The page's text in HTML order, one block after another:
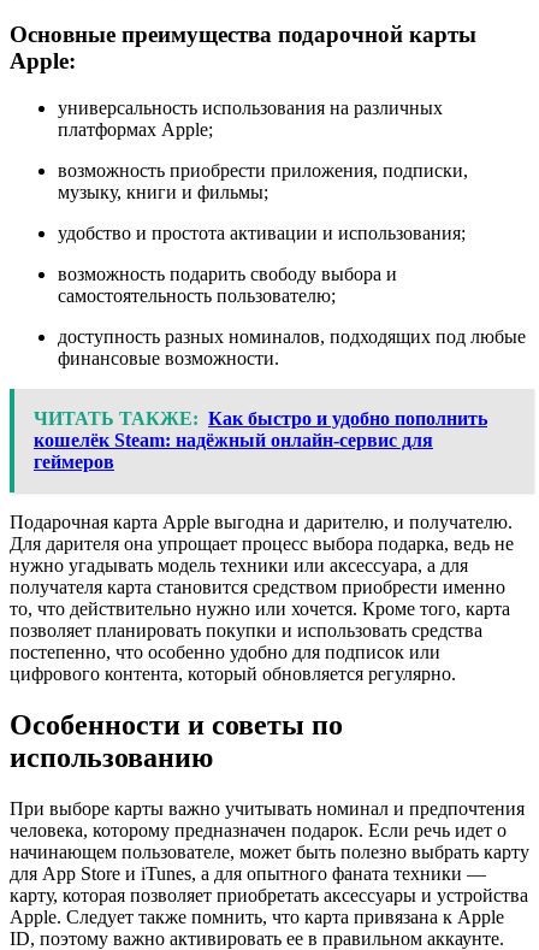
Основные преимущества подарочной карты
Apple:
универсальность использования на различных
платформах Apple;
возможность приобрести приложения, подписки,
музыку, книги и фильмы;
удобство и простота активации и использования;
возможность подарить свободу выбора и
самостоятельность пользователю;
доступность разных номиналов, подходящих под любые
финансовые возможности.
ЧИТАТЬ ТАКЖЕ: Как быстро и удобно пополнить
кошелёк Steam: надёжный онлайн-сервис для
геймеров
Подарочная карта Apple выгодна и дарителю, и получателю.
Для дарителя она упрощает процесс выбора подарка, ведь не
нужно угадывать модель техники или аксессуара, а для
получателя карта становится средством приобрести именно
то, что действительно нужно или хочется. Кроме того, карта
позволяет планировать покупки и использовать средства
постепенно, что особенно удобно для подписок или
цифрового контента, который обновляется регулярно.
Особенности и советы по
использованию
При выборе карты важно учитывать номинал и предпочтения
человека, которому предназначен подарок. Если речь идет о
начинающем пользователе, может быть полезно выбрать карту
для App Store и iTunes, а для опытного фаната техники —
карту, которая позволяет приобретать аксессуары и устройства
Apple. Следует также помнить, что карта привязана к Apple
ID, поэтому важно активировать ее в правильном аккаунте.